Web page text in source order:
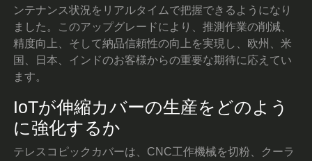
ンテナンス状況をリアルタイムで把握できるようになり
ました。このアップグレードにより、推測作業の削減、
精度向上、そして納品信頼性の向上を実現し、欧州、米
国、日本、インドのお客様からの重要な期待に応えてい
ます。
IoTが伸縮カバーの生産をどのよう
に強化するか
テレスコピックカバーは、CNC工作機械を切粉、クーラ